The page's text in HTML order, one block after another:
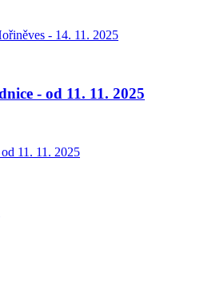
- 14. 11. 2025
- od 11. 11. 2025
11. 11. 2025